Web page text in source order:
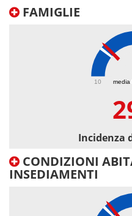
FAMIGLIE
media
10
Incidenza
CONDIZIONI
INSEDIAMENTI